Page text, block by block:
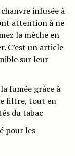
infusée à
attention à ne
la mèche en
C’est un article
sur leur
fumée grâce à
filtre, tout en
du tabac
pour les